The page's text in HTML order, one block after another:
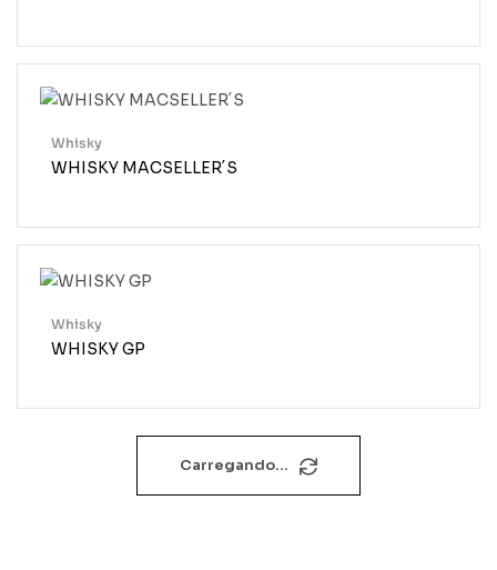
WHISKY MACSELLER´S
Whisky
WHISKY GP
Whisky
Carregando...